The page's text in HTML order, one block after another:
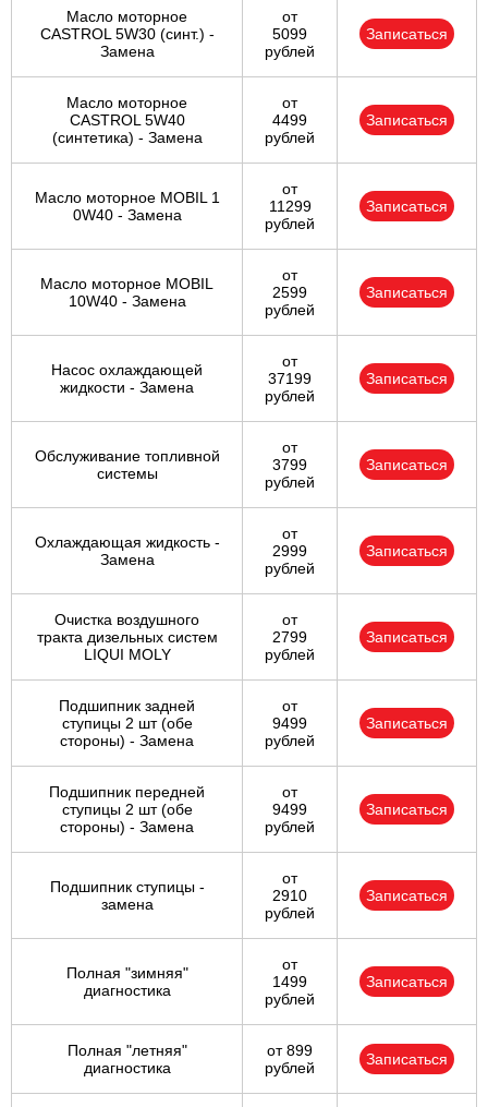
Масло моторное
CASTROL 5W30 (синт.) -
Замена
от
5099
рублей
Записаться
Масло моторное
CASTROL 5W40
(синтетика) - Замена
от
4499
рублей
Записаться
Масло моторное MOBIL 1
0W40 - Замена
от
11299
рублей
Записаться
Масло моторное MOBIL
10W40 - Замена
от
2599
рублей
Записаться
Насос охлаждающей
жидкости - Замена
от
37199
рублей
Записаться
Обслуживание топливной
системы
от
3799
рублей
Записаться
Охлаждающая жидкость -
Замена
от
2999
рублей
Записаться
Очистка воздушного
тракта дизельных систем
LIQUI MOLY
от
2799
рублей
Записаться
Подшипник задней
ступицы 2 шт (обе
стороны) - Замена
от
9499
рублей
Записаться
Подшипник передней
ступицы 2 шт (обе
стороны) - Замена
от
9499
рублей
Записаться
Подшипник ступицы -
замена
от
2910
рублей
Записаться
Полная "зимняя"
диагностика
от
1499
рублей
Записаться
Полная "летняя"
диагностика
от 899
рублей
Записаться